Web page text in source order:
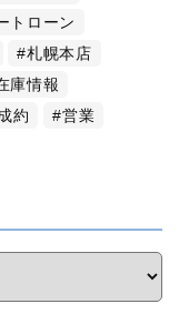
トローン
札幌本店
庫情報
約
営業